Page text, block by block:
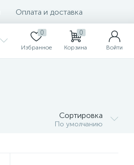
Оплата и доставка
0
Избранное
0
Корзина Войти
Сортировка
По умолчанию